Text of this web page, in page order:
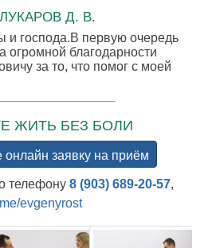
Д. В.
и господа.В первую очередь
огромной благодарности
за то, что помог с моей
ЖИТЬ БЕЗ БОЛИ
онлайн заявку на приём
телефону 8 (903) 689-20-57,
evgenyrost